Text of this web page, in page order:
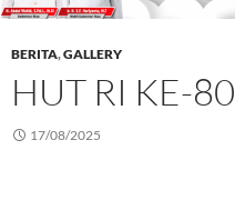
BERITA,GALLERY
HUT RI KE-80
17/08/2025